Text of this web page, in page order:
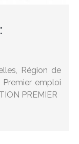
Région de
Premier emploi
PREMIER